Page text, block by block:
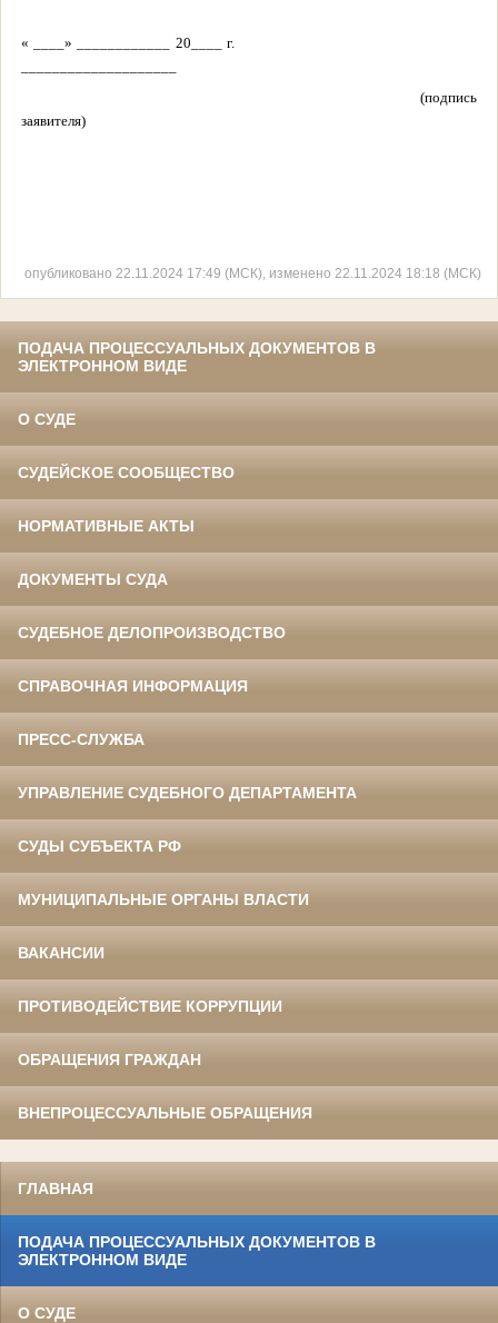
« ____» ____________ 20____ г.
(подпись
заявителя)
опубликовано 22.11.2024 17:49 (МСК), изменено 22.11.2024 18:18 (МСК)
ПОДАЧА ПРОЦЕССУАЛЬНЫХ ДОКУМЕНТОВ В
ЭЛЕКТРОННОМ ВИДЕ
О СУДЕ
СУДЕЙСКОЕ СООБЩЕСТВО
НОРМАТИВНЫЕ АКТЫ
ДОКУМЕНТЫ СУДА
СУДЕБНОЕ ДЕЛОПРОИЗВОДСТВО
СПРАВОЧНАЯ ИНФОРМАЦИЯ
ПРЕСС-СЛУЖБА
УПРАВЛЕНИЕ СУДЕБНОГО ДЕПАРТАМЕНТА
СУДЫ СУБЪЕКТА РФ
МУНИЦИПАЛЬНЫЕ ОРГАНЫ ВЛАСТИ
ВАКАНСИИ
ПРОТИВОДЕЙСТВИЕ КОРРУПЦИИ
ОБРАЩЕНИЯ ГРАЖДАН
ВНЕПРОЦЕССУАЛЬНЫЕ ОБРАЩЕНИЯ
ГЛАВНАЯ
ПОДАЧА ПРОЦЕССУАЛЬНЫХ ДОКУМЕНТОВ В
ЭЛЕКТРОННОМ ВИДЕ
О СУДЕ